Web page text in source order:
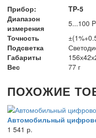
Прибор:
TP-5
Диапазон
измерения
5...100
Точность
Подсветка
Габариты
Вес
77 г
ПОХОЖИЕ
Автомобильный
1 541 р.